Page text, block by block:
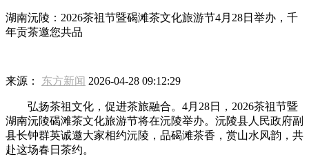
湖南沅陵：2026茶祖节暨碣滩茶文化旅游节4月28日举办，千
年贡茶邀您共品
来源： 东方新闻 2026-04-28 09:12:29
弘扬茶祖文化，促进茶旅融合。4月28日，2026茶祖节暨
湖南沅陵碣滩茶文化旅游节将在沅陵举办。沅陵县人民政府副
县长钟群英诚邀大家相约沅陵，品碣滩茶香，赏山水风韵，共
赴这场春日茶约。